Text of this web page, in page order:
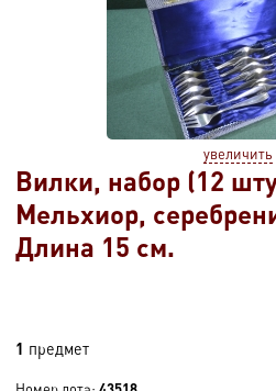
увеличить
Вилки, набор (12
Мельхиор,
Длина 15 см.
1 предмет